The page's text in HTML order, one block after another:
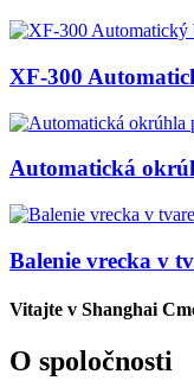
XF-300
Automatická
Balenie vrecka v
Vitajte v Shanghai
O spoločnosti